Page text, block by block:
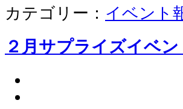
カテゴリー： イベント
２月サプライズイベ